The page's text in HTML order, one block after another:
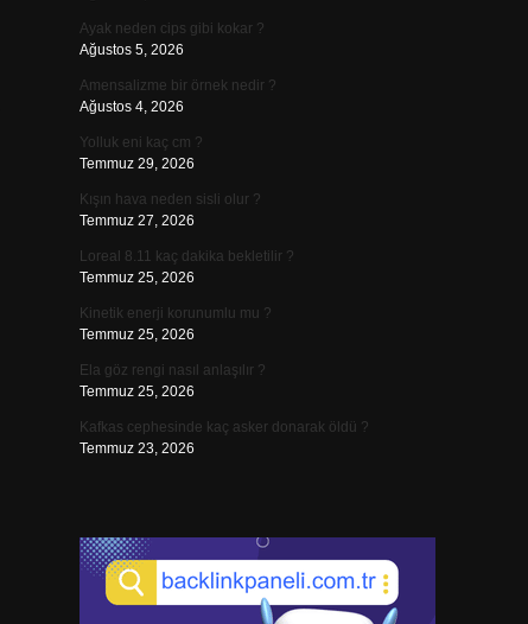
Ayak neden cips gibi kokar ?
Ağustos 5, 2026
Amensalizme bir örnek nedir ?
Ağustos 4, 2026
Yolluk eni kaç cm ?
Temmuz 29, 2026
Kışın hava neden sisli olur ?
Temmuz 27, 2026
Loreal 8.11 kaç dakika bekletilir ?
Temmuz 25, 2026
Kinetik enerji korunumlu mu ?
Temmuz 25, 2026
Ela göz rengi nasıl anlaşılır ?
Temmuz 25, 2026
Kafkas cephesinde kaç asker donarak öldü ?
Temmuz 23, 2026